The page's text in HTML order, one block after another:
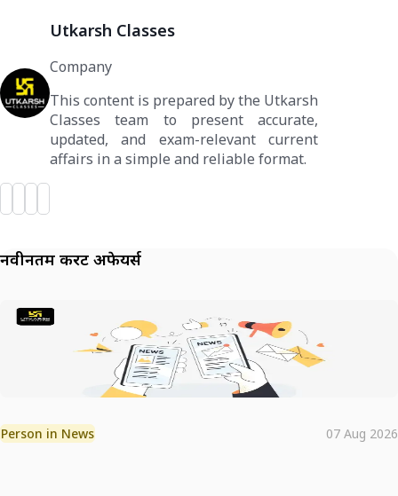
Utkarsh Classes
Company
This content is prepared by the Utkarsh
Classes team to present accurate,
updated, and exam-relevant current
affairs in a simple and reliable format.
नवीनतम करेंट अफेयर्स
Person in News 07 Aug 2026